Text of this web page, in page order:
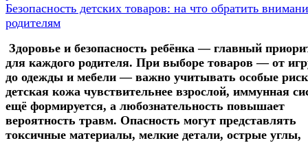
Безопасность детских товаров: на что обратить
родителям
Здоровье и безопасность ребёнка — главный
для каждого родителя. При выборе товаров — от
до одежды и мебели — важно учитывать особые
детская кожа чувствительнее взрослой, иммунная
ещё формируется, а любознательность повышает
вероятность травм. Опасность могут представлять
токсичные материалы, мелкие детали, острые углы,